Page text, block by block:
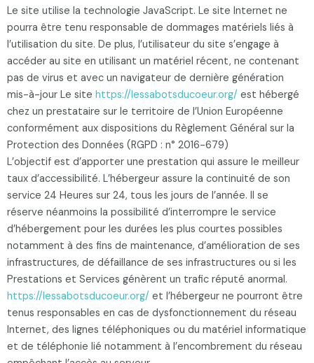
Le site utilise la technologie JavaScript. Le site Internet ne
pourra être tenu responsable de dommages matériels liés à
l’utilisation du site. De plus, l’utilisateur du site s’engage à
accéder au site en utilisant un matériel récent, ne contenant
pas de virus et avec un navigateur de dernière génération
mis-à-jour Le site https://lessabotsducoeur.org/ est hébergé
chez un prestataire sur le territoire de l’Union Européenne
conformément aux dispositions du Règlement Général sur la
Protection des Données (RGPD : n° 2016-679)
L’objectif est d’apporter une prestation qui assure le meilleur
taux d’accessibilité. L’hébergeur assure la continuité de son
service 24 Heures sur 24, tous les jours de l’année. Il se
réserve néanmoins la possibilité d’interrompre le service
d’hébergement pour les durées les plus courtes possibles
notamment à des fins de maintenance, d’amélioration de ses
infrastructures, de défaillance de ses infrastructures ou si les
Prestations et Services génèrent un trafic réputé anormal.
https://lessabotsducoeur.org/ et l’hébergeur ne pourront être
tenus responsables en cas de dysfonctionnement du réseau
Internet, des lignes téléphoniques ou du matériel informatique
et de téléphonie lié notamment à l’encombrement du réseau